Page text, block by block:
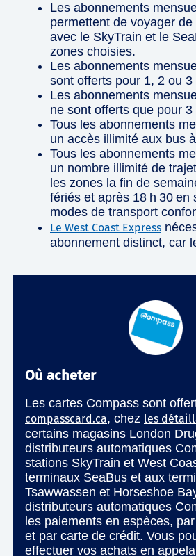
Les abonnements
permettent de voyager
avec le SkyTrain et le
zones choisies.
Les abonnements
sont offerts pour 1, 2 ou 3
Les abonnements
ne sont offerts que pour 3
Tous les abonnements
un accès illimité aux bus
Tous les abonnements
un nombre illimité de
les zones la fin de
fériés et après 18 h 30 en
modes de transport
Le West Coast Express
abonnement distinct, car
Où acheter
Les cartes Compass sont
compasscard.ca, chez les
certains magasins London
distributeurs automatiques
stations SkyTrain et West
terminaux SeaBus et aux
Tsawwassen et Horseshoe
distributeurs automatiques
les paiements en espèces,
et par carte de crédit. Vous
effectuer vos achats en